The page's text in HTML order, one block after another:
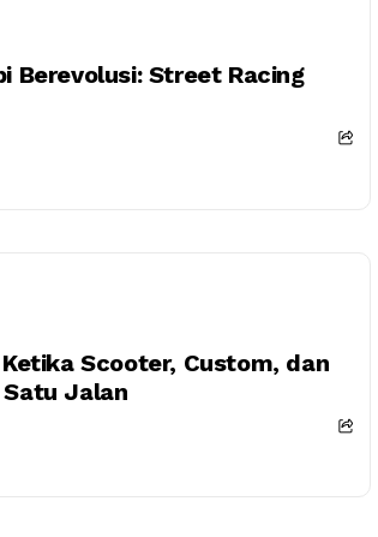
Berevolusi: Street Racing
Scooter, Custom, dan
Jalan